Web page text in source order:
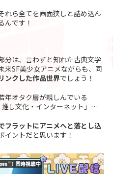
れら全てを画面狭しと詰め込ん
んです！
分は、言わずと知れた古典文学
来SF美少女アニメながらも、同
ンクした作品世界でしょう！
年オタク層が親しんでいる
推し文化・インターネット」…
フラットにアニメへと落とし込
イントだと思います！